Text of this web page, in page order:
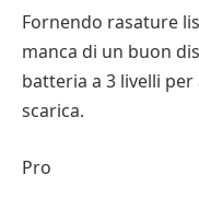
Fornendo rasature
manca di un buon
batteria a 3 livelli
scarica.
Pro